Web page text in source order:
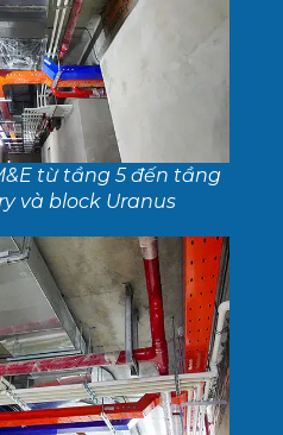
từ tầng 5 đến tầng
và block Uranus